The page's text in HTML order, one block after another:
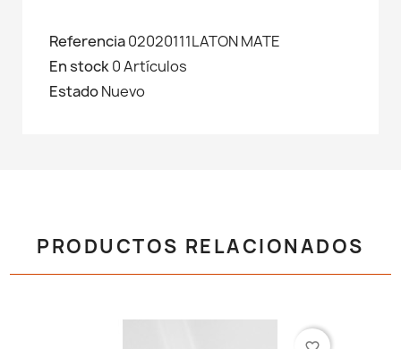
Referencia02020111LATON MATE
En stock0 Artículos
EstadoNuevo
PRODUCTOS RELACIONADOS